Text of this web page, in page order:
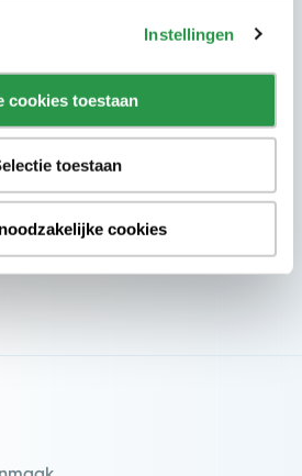
Instellingen
cookies toestaan
toestaan
cookies